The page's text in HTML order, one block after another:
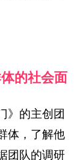
的社会面
》的主创团
体，了解他
团队的调研